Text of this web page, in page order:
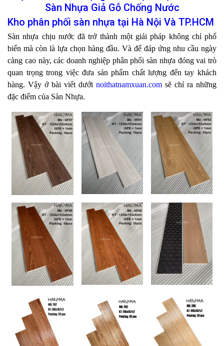
Sàn Nhựa Giả Gỗ Chống Nước
Kho phân phối sàn nhựa tại Hà Nội Và TP.HCM
Sàn nhựa chịu nước đã trở thành một giải pháp không chỉ phổ
biến mà còn là lựa chọn hàng đầu. Và để đáp ứng nhu cầu ngày
càng cao này, các doanh nghiệp phân phối sàn nhựa đóng vai trò
quan trọng trong việc đưa sản phẩm chất lượng đến tay khách
hàng. Vậy ở bài viết dưới noithatnamxuan.com sẽ chỉ ra những
đặc điểm của Sàn Nhựa.